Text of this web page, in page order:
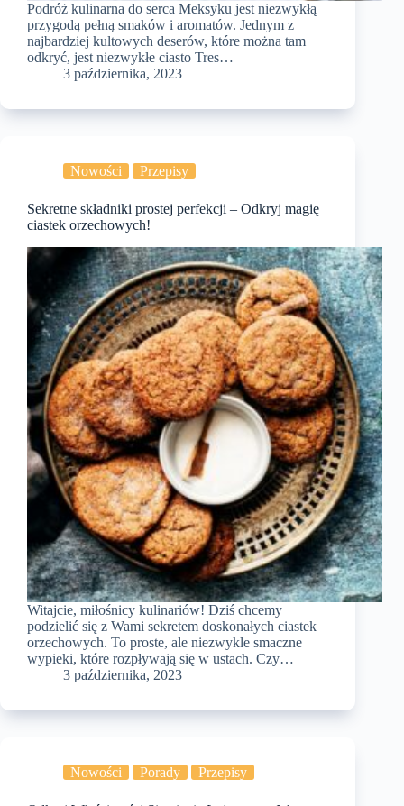
Podróż kulinarna do serca Meksyku jest niezwykłą
przygodą pełną smaków i aromatów. Jednym z
najbardziej kultowych deserów, które można tam
odkryć, jest niezwykłe ciasto Tres…
3 października, 2023
Nowości Przepisy
Sekretne składniki prostej perfekcji – Odkryj magię
ciastek orzechowych!
Witajcie, miłośnicy kulinariów! Dziś chcemy
podzielić się z Wami sekretem doskonałych ciastek
orzechowych. To proste, ale niezwykle smaczne
wypieki, które rozpływają się w ustach. Czy…
3 października, 2023
Nowości Porady Przepisy